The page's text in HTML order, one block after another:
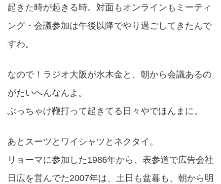
起きた時が起きる時。対面もオンラインもミーティ
ング・会議参加は午後以降でやり過ごしてきたんで
すわ。
なので！ラジオ大阪が水木金と、朝から会議あるの
がたいへんなんよ。
ぶっちゃけ鞭打って起きてる日々やでほんまに。
あとスーツとワイシャツとネクタイ。
リョーマに参加した1986年から、表参道で広告会社
日広を営んでた2007年は、土日も盆暮も、朝から明